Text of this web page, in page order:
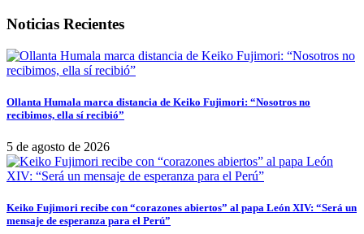
Noticias Recientes
Ollanta Humala marca distancia de Keiko Fujimori: “Nosotros no
recibimos, ella sí recibió”
5 de agosto de 2026
Keiko Fujimori recibe con “corazones abiertos” al papa León XIV: “Será un
mensaje de esperanza para el Perú”